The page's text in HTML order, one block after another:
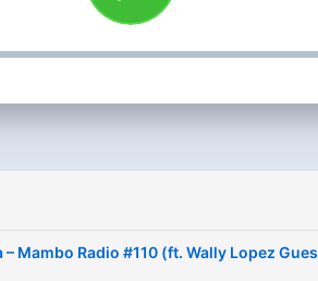
and on Twitter
https://
Mambo Radio #110 (ft. Wally Lopez